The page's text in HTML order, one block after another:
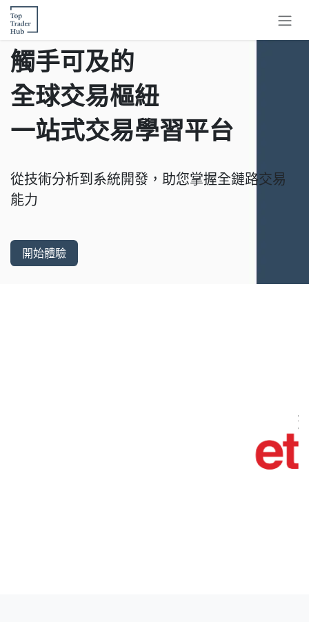
跳至內容
觸手可及的
全球交易樞紐
一站式交易學習平台
從技術分析到系統開發，助您掌握全鏈路交易
能力
開始體驗